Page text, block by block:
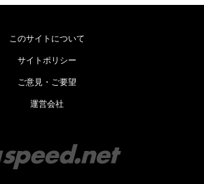
このサイトについて
サイトポリシー
ご意見・ご要望
運営会社